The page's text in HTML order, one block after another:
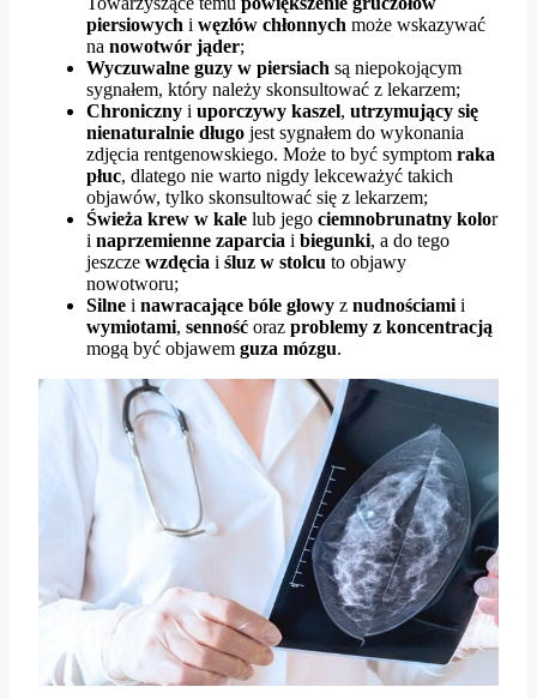
piersiowych i węzłów chłonnych może wskazywać
na nowotwór jąder;
Wyczuwalne guzy w piersiach są niepokojącym
sygnałem, który należy skonsultować z lekarzem;
Chroniczny i uporczywy kaszel, utrzymujący się
nienaturalnie długo jest sygnałem do wykonania
zdjęcia rentgenowskiego. Może to być symptom raka
płuc, dlatego nie warto nigdy lekceważyć takich
objawów, tylko skonsultować się z lekarzem;
Świeża krew w kale lub jego ciemnobrunatny kolor
i naprzemienne zaparcia i biegunki, a do tego
jeszcze wzdęcia i śluz w stolcu to objawy
nowotworu;
Silne i nawracające bóle głowy z nudnościami i
wymiotami, senność oraz problemy z koncentracją
mogą być objawem guza mózgu.